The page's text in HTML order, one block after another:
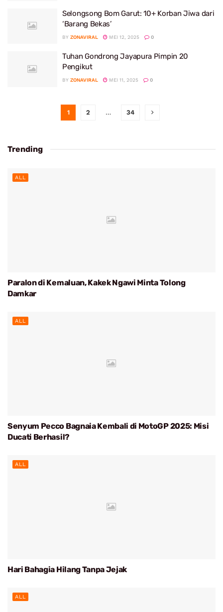
Selongsong Bom Garut: 10+ Korban Jiwa dari
‘Barang Bekas’
BY ZONAVIRAL MEI 12, 2025 0
Tuhan Gondrong Jayapura Pimpin 20
Pengikut
BY ZONAVIRAL MEI 11, 2025 0
1 2 … 34
Trending
ALL
Paralon di Kemaluan, Kakek Ngawi Minta Tolong
Damkar
ALL
Senyum Pecco Bagnaia Kembali di MotoGP 2025: Misi
Ducati Berhasil?
ALL
Hari Bahagia Hilang Tanpa Jejak
ALL